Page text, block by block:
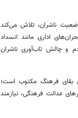
ناشران، تلاش می‌کند
اداری مانند انسداد
و چالش تاب‌آوری ناشران
بقای فرهنگ مکتوب است؛
عدالت فرهنگی، نیازمند